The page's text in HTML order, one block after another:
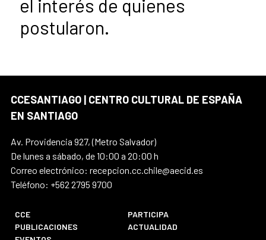
el interés de quienes
postularon.
CCESANTIAGO | CENTRO CULTURAL DE ESPAÑA
EN SANTIAGO
Av. Providencia 927, (Metro Salvador)
De lunes a sábado, de 10:00 a 20:00 h
Correo electrónico: recepcion.cc.chile@aecid.es
Teléfono: +562 2795 9700
CCE
PARTICIPA
PUBLICACIONES
ACTUALIDAD